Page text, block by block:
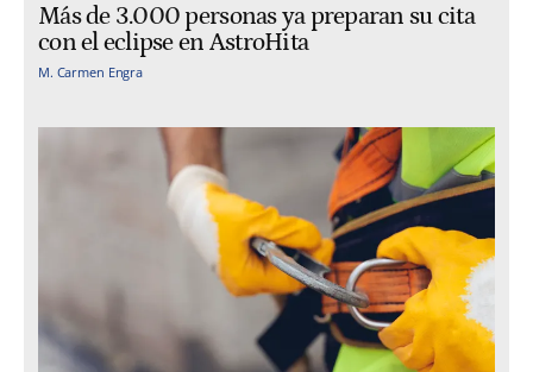
Más de 3.000 personas ya preparan su cita
con el eclipse en AstroHita
M. Carmen Engra